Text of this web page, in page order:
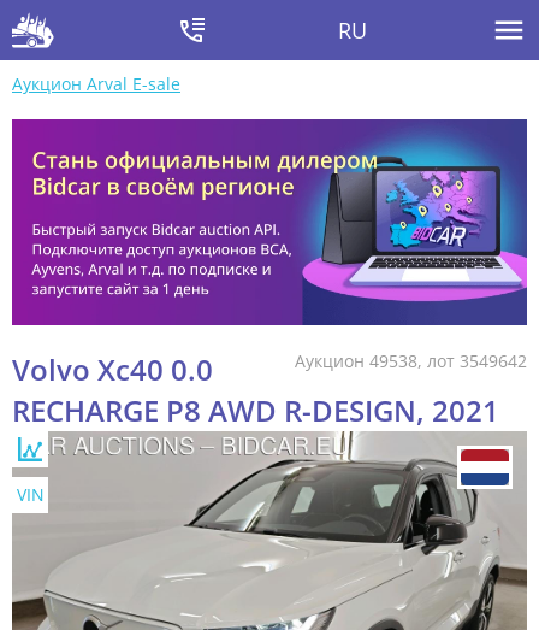
RU
Аукцион Arval E-sale
Аукцион 49538, лот 3549642
Volvo Xc40 0.0
RECHARGE P8 AWD R-DESIGN, 2021
VIN